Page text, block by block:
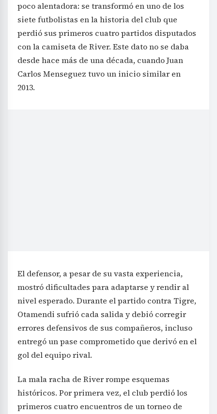
poco alentadora: se transformó en uno de los
siete futbolistas en la historia del club que
perdió sus primeros cuatro partidos disputados
con la camiseta de River. Este dato no se daba
desde hace más de una década, cuando Juan
Carlos Menseguez tuvo un inicio similar en
2013.
El defensor, a pesar de su vasta experiencia,
mostró dificultades para adaptarse y rendir al
nivel esperado. Durante el partido contra Tigre,
Otamendi sufrió cada salida y debió corregir
errores defensivos de sus compañeros, incluso
entregó un pase comprometido que derivó en el
gol del equipo rival.
La mala racha de River rompe esquemas
históricos. Por primera vez, el club perdió los
primeros cuatro encuentros de un torneo de